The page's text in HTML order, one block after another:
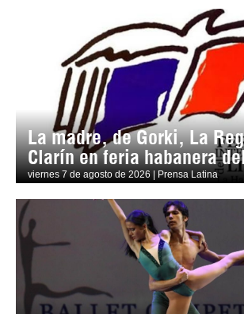
La madre, de Gorki, La
Clarín en feria habanera
viernes 7 de agosto de 2026 | Prensa Latina